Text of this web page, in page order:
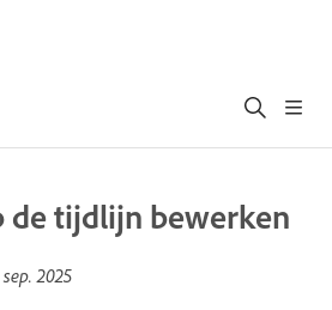
de tijdlijn bewerken
2025